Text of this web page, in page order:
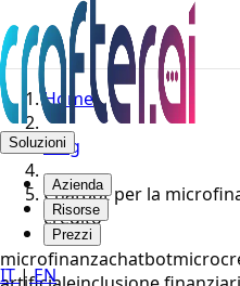
Soluzioni
Azienda
Risorse
Prezzi
IT|EN
Home
Blog
Chatbot per la
credito
microfinanzachatbot